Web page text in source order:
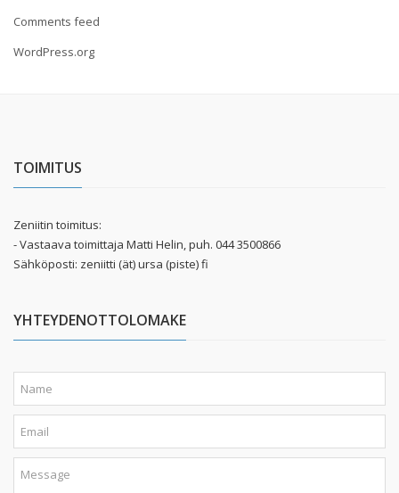
Comments feed
WordPress.org
TOIMITUS
Zeniitin toimitus:
- Vastaava toimittaja Matti Helin, puh. 044 3500866
Sähköposti: zeniitti (ät) ursa (piste) fi
YHTEYDENOTTOLOMAKE